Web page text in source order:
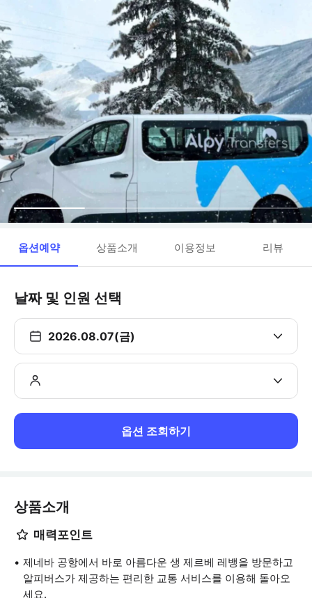
옵션예약 상품소개 이용정보 리뷰
날짜 및 인원 선택
2026.08.07(금)
옵션 조회하기
상품소개
매력포인트
제네바 공항에서 바로 아름다운 생 제르베 레뱅을 방문하고
알피버스가 제공하는 편리한 교통 서비스를 이용해 돌아오
세요.